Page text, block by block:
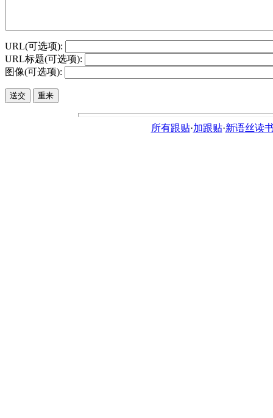
URL(可选项):
URL标题(可选项):
图像(可选项):
所有跟贴·加跟贴·新语丝读